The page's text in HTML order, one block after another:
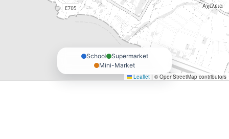
Leaflet | © OpenStreetMap contributors
School
Supermarket
Mini-Market